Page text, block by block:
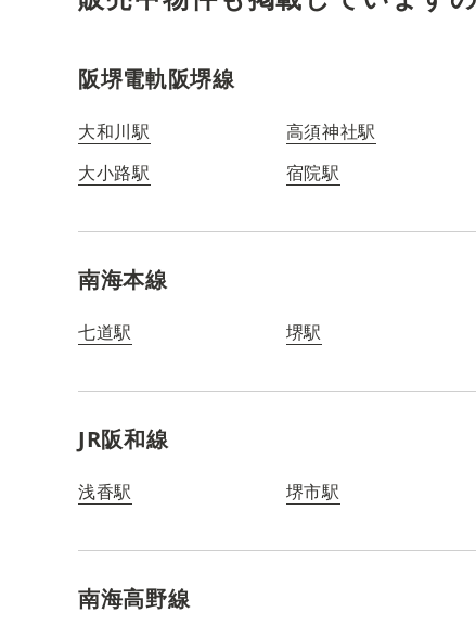
阪堺電軌阪堺線
大和川駅 高須神社駅
大小路駅
宿院駅
南海本線
七道駅 堺駅
JR阪和線
浅香駅 堺市駅
南海高野線